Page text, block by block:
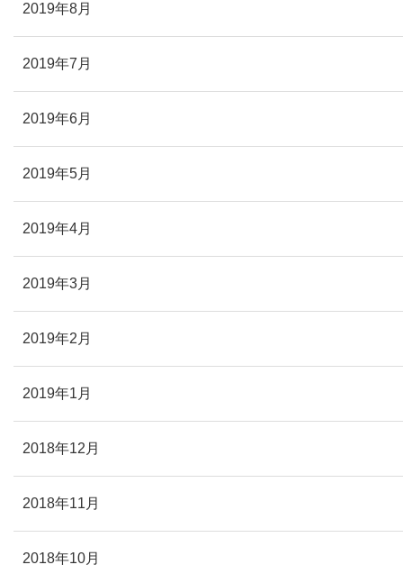
2019年8月
2019年7月
2019年6月
2019年5月
2019年4月
2019年3月
2019年2月
2019年1月
2018年12月
2018年11月
2018年10月